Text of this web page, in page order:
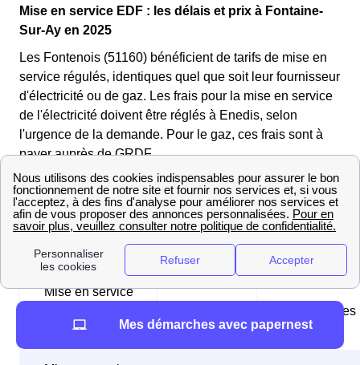
Mise en service EDF : les délais et prix à Fontaine-
Sur-Ay en 2025
Les Fontenois (51160) bénéficient de tarifs de mise en
service régulés, identiques quel que soit leur fournisseur
d'électricité ou de gaz. Les frais pour la mise en service
de l'électricité doivent être réglés à Enedis, selon
l'urgence de la demande. Pour le gaz, ces frais sont à
payer auprès de GRDF.
Voici les tableaux récapitulatifs des différentes options
de mise en service à Fontaine-Sur-Ay (51160) :
Tableau des mises en service d'électricité
Mise en service
compteur Linky
24-48 heures
Mes démarches avec papernest